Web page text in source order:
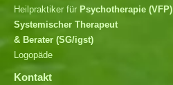
Heilpraktiker für Psychotherapie (VFP)
Systemischer Therapeut
& Berater (SG/igst)
Logopäde
Kontakt